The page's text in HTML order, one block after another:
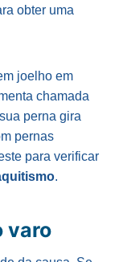
obter uma
joelho em
chamada
perna gira
pernas
para verificar
.
varo